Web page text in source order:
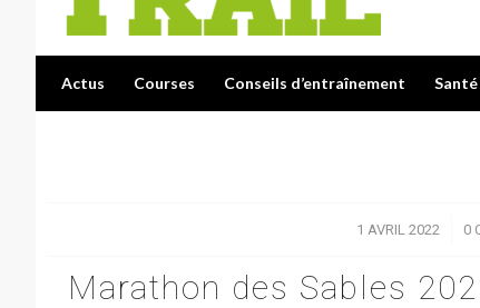
Actus Courses Conseils d’entraînement
1 AVRIL 2022
/ 0
Marathon des Sables